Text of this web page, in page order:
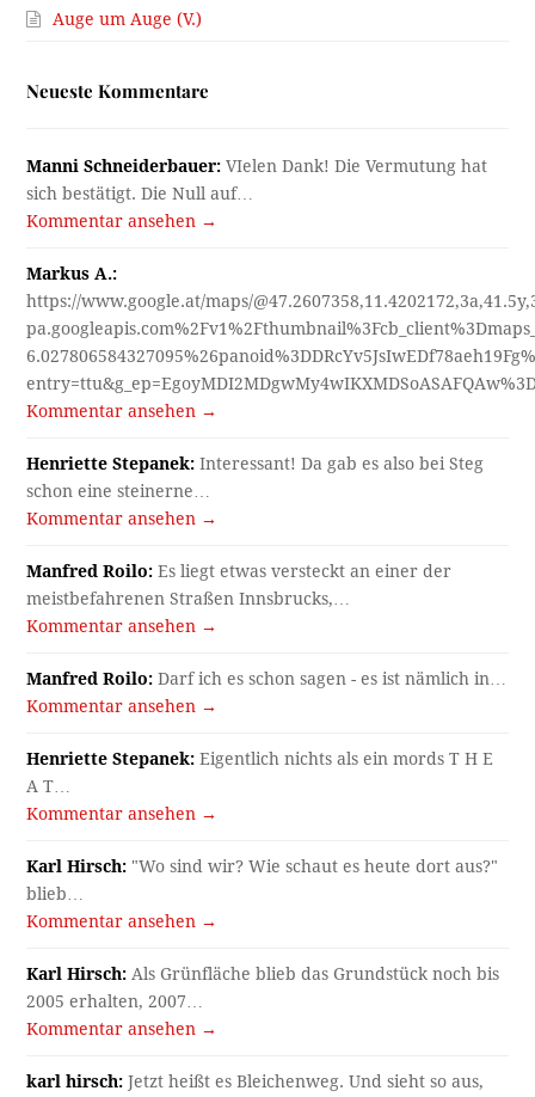
Auge um Auge (V.)
Neueste Kommentare
Manni Schneiderbauer: VIelen Dank! Die Vermutung hat
sich bestätigt. Die Null auf…
Kommentar ansehen →
Markus A.:
https://www.google.at/maps/
Kommentar ansehen →
Henriette Stepanek: Interessant! Da gab es also bei Steg
schon eine steinerne…
Kommentar ansehen →
Manfred Roilo: Es liegt etwas versteckt an einer der
meistbefahrenen Straßen Innsbrucks,…
Kommentar ansehen →
Manfred Roilo: Darf ich es schon sagen - es ist nämlich in…
Kommentar ansehen →
Henriette Stepanek: Eigentlich nichts als ein mords T H E
A T…
Kommentar ansehen →
Karl Hirsch: "Wo sind wir? Wie schaut es heute dort aus?"
blieb…
Kommentar ansehen →
Karl Hirsch: Als Grünfläche blieb das Grundstück noch bis
2005 erhalten, 2007…
Kommentar ansehen →
karl hirsch: Jetzt heißt es Bleichenweg. Und sieht so aus,